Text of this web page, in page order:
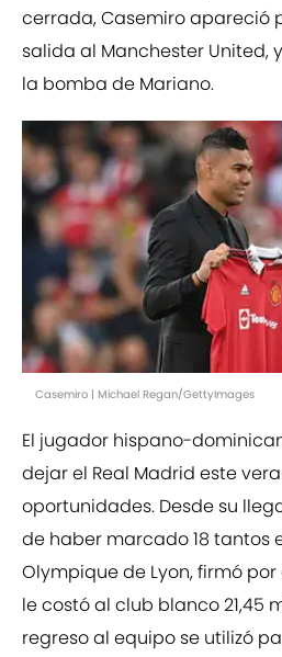
cerrada, Casemiro apareció
salida al Manchester United,
la bomba de Mariano.
Casemiro | Michael Regan/GettyImages
El jugador hispano-
dejar el Real Madrid este
oportunidades. Desde su
de haber marcado 18 tantos
Olympique de Lyon, firmó
le costó al club blanco 21,45
regreso al equipo se utilizó